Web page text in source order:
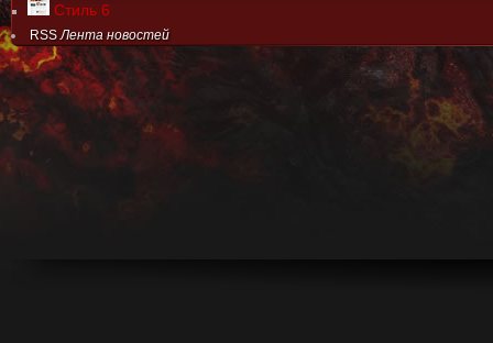
Стиль 6
RSSЛента новостей